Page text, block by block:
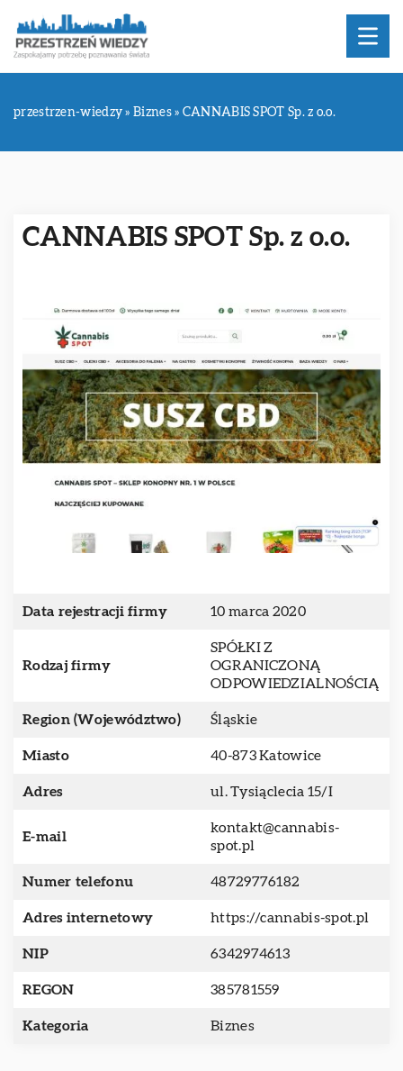
przestrzen-wiedzy »Biznes» CANNABIS SPOT Sp. z o.o.
CANNABIS SPOT Sp. z o.o.
Data rejestracji firmy 10 marca 2020
Rodzaj firmy
SPÓŁKI Z
OGRANICZONĄ
ODPOWIEDZIALNOŚCIĄ
Region (Województwo) Śląskie
Miasto 40-873 Katowice
Adres ul. Tysiąclecia 15/I
E-mail
kontakt@cannabis-
spot.pl
Numer telefonu 48729776182
Adres internetowy https://cannabis-spot.pl
NIP 6342974613
REGON 385781559
Kategoria Biznes